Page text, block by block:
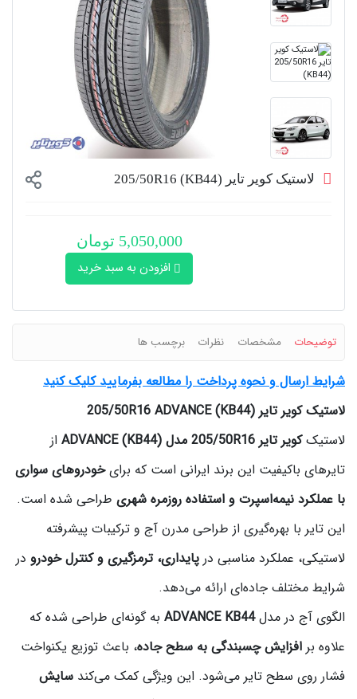
لاستیک کویر تایر 205/50R16 (KB44)
5,050,000 تومان
افزودن به سبد خرید
توضیحات مشخصات نظرات برچسب ها
شرایط ارسال و نحوه پرداخت را مطالعه بفرمایید کلیک کنید
لاستیک کویر تایر 205/50R16 ADVANCE (KB44)
لاستیککویر تایر 205/50R16 مدل ADVANCE (KB44)
از
تایرهای باکیفیت این برند ایرانی است که برایخودروهای سواری
با عملکرد نیمه‌اسپرت و استفاده روزمره شهری طراحی شده است.
این تایر با بهره‌گیری از طراحی مدرن آج و ترکیبات پیشرفته
لاستیکی، عملکرد مناسبی در پایداری، ترمزگیری و کنترل خودرو در
شرایط مختلف جاده‌ای ارائه می‌دهد.
الگوی آج در مدلADVANCE KB44 به گونه‌ای طراحی شده که
علاوه بر افزایش چسبندگی به سطح جاده، باعث توزیع یکنواخت
فشار روی سطح تایر می‌شود. این ویژگی کمک می‌کند سایش